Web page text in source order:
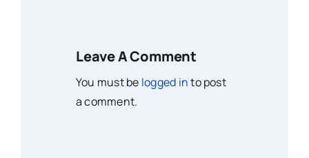
Leave A Comment
You must be logged into post
a comment.